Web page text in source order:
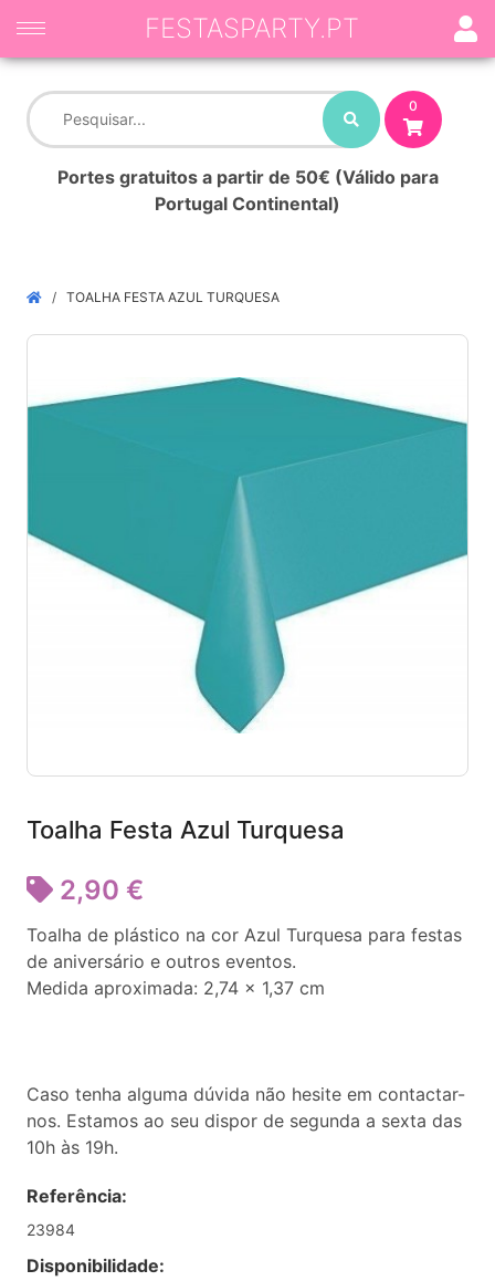
0
Portes gratuitos a partir de 50€ (Válido para
Portugal Continental)
FESTASPARTY.PT
TOALHA FESTA AZUL TURQUESA
Toalha Festa Azul Turquesa
2,90 €
Toalha de plástico na cor Azul Turquesa para festas
de aniversário e outros eventos.
Medida aproximada: 2,74 x 1,37 cm
Caso tenha alguma dúvida não hesite em contactar-
nos. Estamos ao seu dispor de segunda a sexta das
10h às 19h.
Referência:
23984
Disponibilidade: